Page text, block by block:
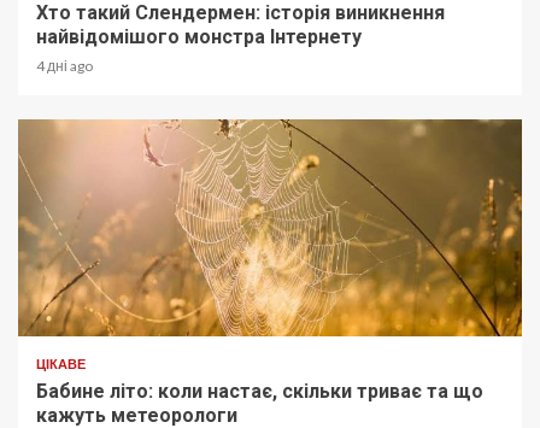
Хто такий Слендермен: історія виникнення
найвідомішого монстра Інтернету
4 дні ago
ЦІКАВЕ
Бабине літо: коли настає, скільки триває та що
кажуть метеорологи